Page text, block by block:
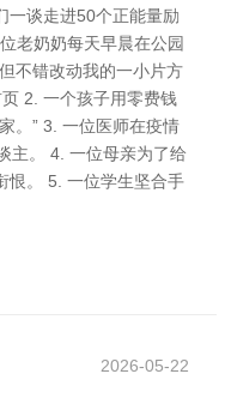
一谈走进50个正能量励
老奶奶每天早晨在公园
不错改动我的一小片方
2. 一个孩子用零费钱
。” 3. 一位医师在疫情
主。 4. 一位母亲为了给
恨。 5. 一位学生坚合手
2026-05-22